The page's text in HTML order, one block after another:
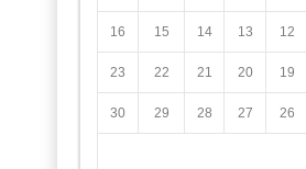
12
13
14
15
16
19
20
21
22
23
26
27
28
29
30